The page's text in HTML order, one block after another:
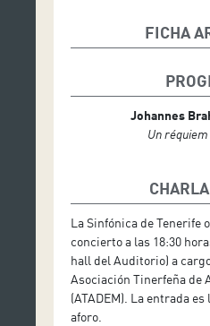
FICHA
Solista:
Solista: José
Johannes
Un
La Sinfónica de Tenerife
concierto a las 18:30
hall del Auditorio) a
Asociación Tinerfeña de
(ATADEM). La entrada
aforo.